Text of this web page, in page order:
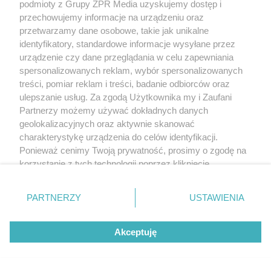
podmioty z Grupy ZPR Media uzyskujemy dostęp i
przechowujemy informacje na urządzeniu oraz
przetwarzamy dane osobowe, takie jak unikalne
identyfikatory, standardowe informacje wysyłane przez
urządzenie czy dane przeglądania w celu zapewniania
spersonalizowanych reklam, wybór spersonalizowanych
treści, pomiar reklam i treści, badanie odbiorców oraz
ulepszanie usług. Za zgodą Użytkownika my i Zaufani
Partnerzy możemy używać dokładnych danych
geolokalizacyjnych oraz aktywnie skanować
charakterystykę urządzenia do celów identyfikacji.
Ponieważ cenimy Twoją prywatność, prosimy o zgodę na
korzystanie z tych technologii poprzez kliknięcie
zmienić/wycofać klikając przycisk ustawień prywatności
znajdujący się w lewym dolnym rogu strony
rodzaje przetwarzania danych nie wymagają zgody
użytkownika, ale masz prawo sprzeciwić się takiemu
przetwarzaniu. Preferencje będą miały zastosowanie tylko
PARTNERZY USTAWIENIA
Akceptuję